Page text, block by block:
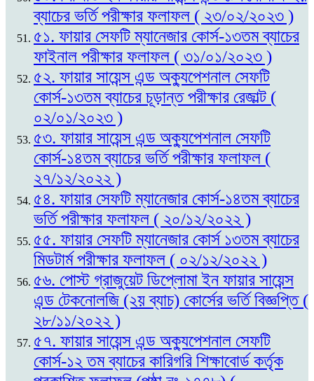
ব্যাচের ভর্তি পরীক্ষার ফলাফল ( ২৩/০২/২০২৩ )
৫১. ফায়ার সেফটি ম্যানেজার কোর্স-১৩তম ব্যাচের
ফাইনাল পরীক্ষার ফলাফল ( ৩১/০১/২০২৩ )
৫২. ফায়ার সায়েন্স এন্ড অক্যুপেশনাল সেফটি
কোর্স-১৩তম ব্যাচের চূড়ান্ত পরীক্ষার রেজাল্ট (
০২/০১/২০২৩ )
৫৩. ফায়ার সায়েন্স এন্ড অক্যুপেশনাল সেফটি
কোর্স-১৪তম ব্যাচের ভর্তি পরীক্ষার ফলাফল (
২৭/১২/২০২২ )
৫৪. ফায়ার সেফটি ম্যানেজার কোর্স-১৪তম ব্যাচের
ভর্তি পরীক্ষার ফলাফল ( ২০/১২/২০২২ )
৫৫. ফায়ার সেফটি ম্যানেজার কোর্স ১৩তম ব্যাচের
মিডটার্ম পরীক্ষার ফলাফল ( ০২/১২/২০২২ )
৫৬. পোস্ট গ্রাজুয়েট ডিপ্লোমা ইন ফায়ার সায়েন্স
এন্ড টেকনোলজি (২য় ব্যাচ) কোর্সের ভর্তি বিজ্ঞপ্তি (
২৮/১১/২০২২ )
৫৭. ফায়ার সায়েন্স এন্ড অক্যুপেশনাল সেফটি
কোর্স-১২ তম ব্যাচের কারিগরি শিক্ষাবোর্ড কর্তৃক